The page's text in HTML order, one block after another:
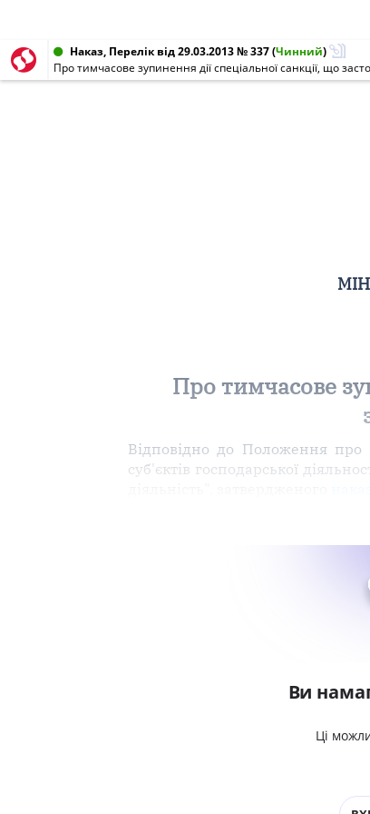
Наказ, Перелік від 29.03.2013 № 337(Чинний)
Про тимчасове зупинення дії спеціальної санкції, що
Про тимчасове
Відповідно до Положення про
суб'єктів господарської
Ви
Ці